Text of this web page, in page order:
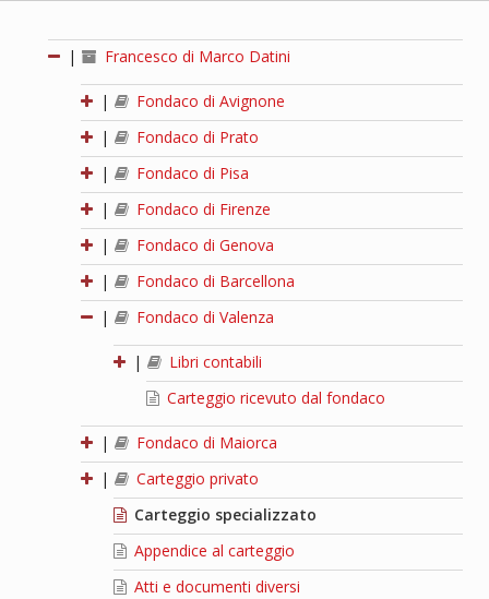
| Francesco di Marco Datini
|
Fondaco di Avignone
|
Fondaco di Prato
|
Fondaco di Pisa
|
Fondaco di Firenze
|
Fondaco di Genova
|
Fondaco di Barcellona
|
Fondaco di Valenza
|
Libri contabili
Carteggio ricevuto dal fondaco
|
Fondaco di Maiorca
|
Carteggio privato
Carteggio specializzato
Appendice al carteggio
Atti e documenti diversi